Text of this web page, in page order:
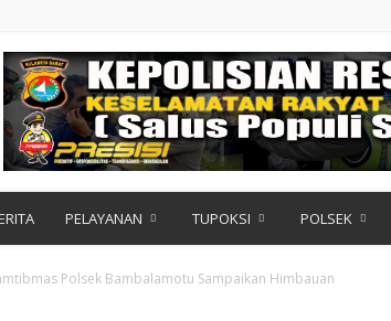
PELAYANAN TUPOKSI POLSEK
Polsek Bambalamotu Sampaikan Himbauan